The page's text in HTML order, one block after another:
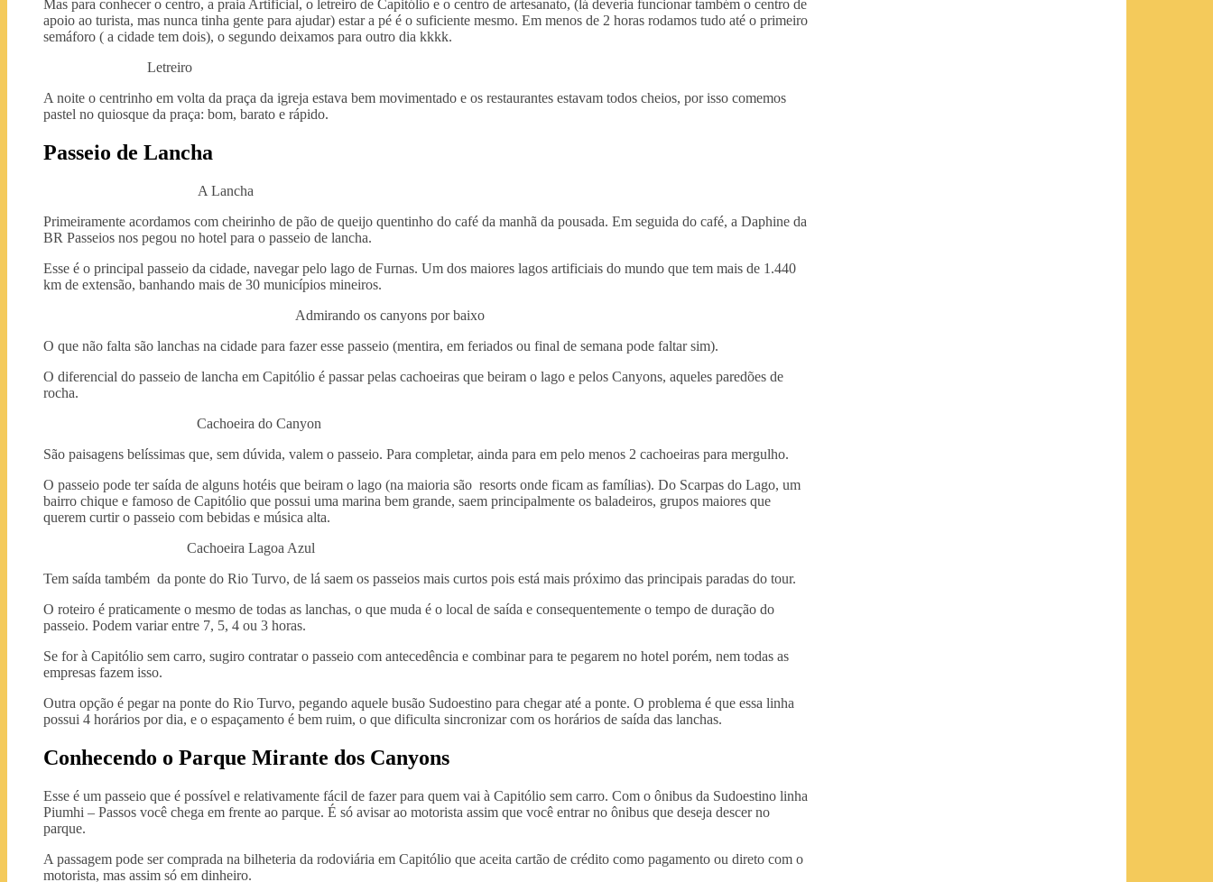
Mas para conhecer o centro, a praia Artificial, o letreiro de Capitólio e o centro de artesanato, (lá deveria funcionar também o centro de
apoio ao turista, mas nunca tinha gente para ajudar) estar a pé é o suficiente mesmo. Em menos de 2 horas rodamos tudo até o primeiro
semáforo ( a cidade tem dois), o segundo deixamos para outro dia kkkk.
Letreiro
A noite o centrinho em volta da praça da igreja estava bem movimentado e os restaurantes estavam todos cheios, por isso comemos
pastel no quiosque da praça: bom, barato e rápido.
Passeio de Lancha
A Lancha
Primeiramente acordamos com cheirinho de pão de queijo quentinho do café da manhã da pousada. Em seguida do café, a Daphine da
BR Passeios nos pegou no hotel para o passeio de lancha.
Esse é o principal passeio da cidade, navegar pelo lago de Furnas. Um dos maiores lagos artificiais do mundo que tem mais de 1.440
km de extensão, banhando mais de 30 municípios mineiros.
Admirando os canyons por baixo
O que não falta são lanchas na cidade para fazer esse passeio (mentira, em feriados ou final de semana pode faltar sim).
O diferencial do passeio de lancha em Capitólio é passar pelas cachoeiras que beiram o lago e pelos Canyons, aqueles paredões de
rocha.
Cachoeira do Canyon
São paisagens belíssimas que, sem dúvida, valem o passeio. Para completar, ainda para em pelo menos 2 cachoeiras para mergulho.
O passeio pode ter saída de alguns hotéis que beiram o lago (na maioria são resorts onde ficam as famílias). Do Scarpas do Lago, um
bairro chique e famoso de Capitólio que possui uma marina bem grande, saem principalmente os baladeiros, grupos maiores que
querem curtir o passeio com bebidas e música alta.
Cachoeira Lagoa Azul
Tem saída também da ponte do Rio Turvo, de lá saem os passeios mais curtos pois está mais próximo das principais paradas do tour.
O roteiro é praticamente o mesmo de todas as lanchas, o que muda é o local de saída e consequentemente o tempo de duração do
passeio. Podem variar entre 7, 5, 4 ou 3 horas.
Se for à Capitólio sem carro, sugiro contratar o passeio com antecedência e combinar para te pegarem no hotel porém, nem todas as
empresas fazem isso.
Outra opção é pegar na ponte do Rio Turvo, pegando aquele busão Sudoestino para chegar até a ponte. O problema é que essa linha
possui 4 horários por dia, e o espaçamento é bem ruim, o que dificulta sincronizar com os horários de saída das lanchas.
Conhecendo o Parque Mirante dos Canyons
Esse é um passeio que é possível e relativamente fácil de fazer para quem vai à Capitólio sem carro. Com o ônibus da Sudoestino linha
Piumhi – Passos você chega em frente ao parque. É só avisar ao motorista assim que você entrar no ônibus que deseja descer no
parque.
A passagem pode ser comprada na bilheteria da rodoviária em Capitólio que aceita cartão de crédito como pagamento ou direto com o
motorista, mas assim só em dinheiro.